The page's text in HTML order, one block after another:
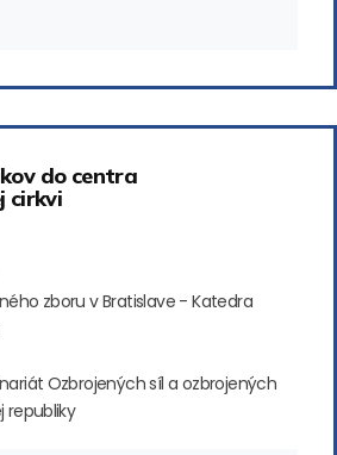
do centra
cirkvi
zboru v Bratislave - Katedra
Ozbrojených síl a ozbrojených
republiky